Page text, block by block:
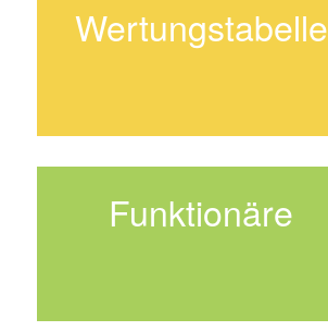
Wertungstabelle
Funktionäre